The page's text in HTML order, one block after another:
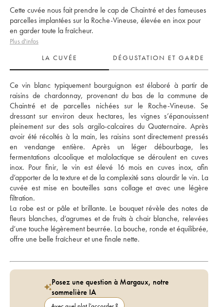
Cette cuvée nous fait prendre le cap de Chaintré et des fameuses
parcelles implantées sur la Roche-Vineuse, élevée en inox pour
en garder toute la fraîcheur.
Plus d'infos
LA CUVÉE
DÉGUSTATION ET GARDE
Ce vin blanc typiquement bourguignon est élaboré à partir de
raisins de chardonnay, provenant du bas de la commune de
Chaintré et de parcelles nichées sur le Roche-Vineuse. Se
dressant sur environ deux hectares, les vignes s’épanouissent
pleinement sur des sols argilo-calcaires du Quaternaire. Après
avoir été récoltés à la main, les raisins sont directement pressés
en vendange entière. Après un léger débourbage, les
fermentations alcoolique et malolactique se déroulent en cuves
inox. Pour finir, le vin est élevé 16 mois en cuves inox, afin
d’apporter de la texture et de la complexité sans alourdir le vin. La
cuvée est mise en bouteilles sans collage et avec une légère
filtration.
La robe est or pâle et brillante. Le bouquet révèle des notes de
fleurs blanches, d’agrumes et de fruits à chair blanche, relevées
d’une touche légèrement beurrée. La bouche, ronde et équilibrée,
offre une belle fraîcheur et une finale nette.
Posez une question à Margaux, notre
sommelière IA